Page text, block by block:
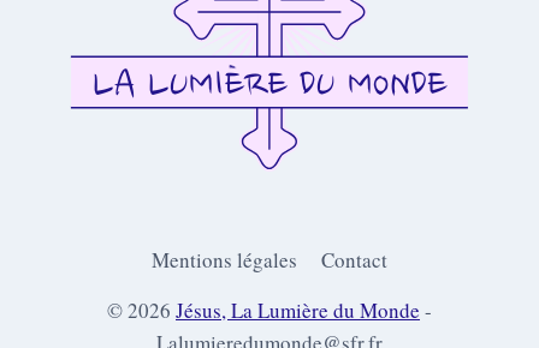
Mentions légales
Contact
© 2026 Jésus, La Lumière du Monde -